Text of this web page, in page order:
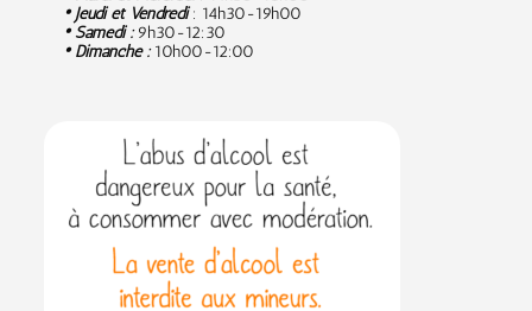
• Jeudi et Vendredi: 14h30-19h00
• Samedi :9h30-12:30
• Dimanche :10h00-12:00